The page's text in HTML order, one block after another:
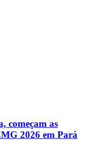
começam as
2026 em Pará